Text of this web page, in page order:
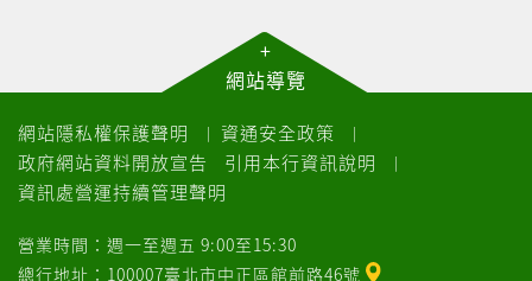
+
網站導覽
網站隱私權保護聲明 ｜ 資通安全政策 ｜
政府網站資料開放宣告 引用本行資訊說明 ｜
資訊處營運持續管理聲明
營業時間：週一至週五 9:00至15:30
總行地址：100007臺北市中正區館前路46號